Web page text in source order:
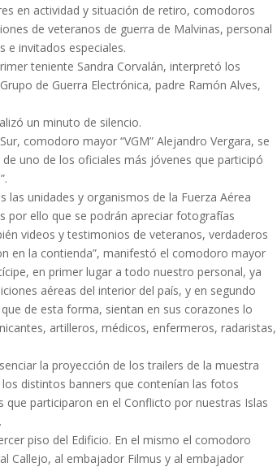
en actividad y situación de retiro, comodoros
de veteranos de guerra de Malvinas, personal
e invitados especiales.
teniente Sandra Corvalán, interpretó los
de Guerra Electrónica, padre Ramón Alves,
un minuto de silencio.
comodoro mayor “VGM” Alejandro Vergara, se
uno de los oficiales más jóvenes que participó
las unidades y organismos de la Fuerza Aérea
por ello que se podrán apreciar fotografías
videos y testimonios de veteranos, verdaderos
en la contienda”, manifestó el comodoro mayor
en primer lugar a todo nuestro personal, ya
aéreas del interior del país, y en segundo
de esta forma, sientan en sus corazones lo
artilleros, médicos, enfermeros, radaristas,
la proyección de los trailers de la muestra
distintos banners que contenían las fotos
participaron en el Conflicto por nuestras Islas
piso del Edificio. En el mismo el comodoro
Callejo, al embajador Filmus y al embajador